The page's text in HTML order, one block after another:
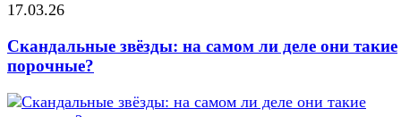
17.03.26
Скандальные звёзды: на самом ли деле они такие
порочные?